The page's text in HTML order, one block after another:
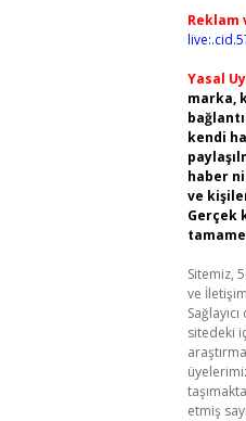
Reklam
Yasal
marka,
kendi
haber
ve
Gerçek
Sitemiz,
ve
sitedeki
etmiş